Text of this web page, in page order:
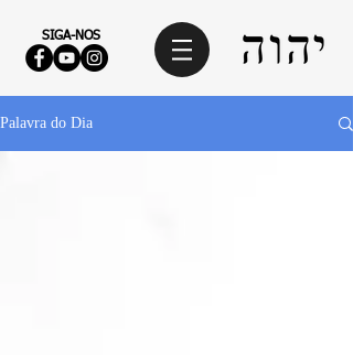
SIGA-NOS
Palavra do Dia